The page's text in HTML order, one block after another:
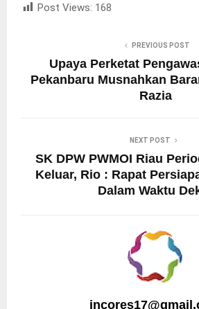
Post Views: 168
PREVIOUS POST
Upaya Perketat
Pekanbaru Musnahkan
Razia
NEXT POST
SK DPW PWMOI Riau
Keluar, Rio : Rapat
Dalam Waktu